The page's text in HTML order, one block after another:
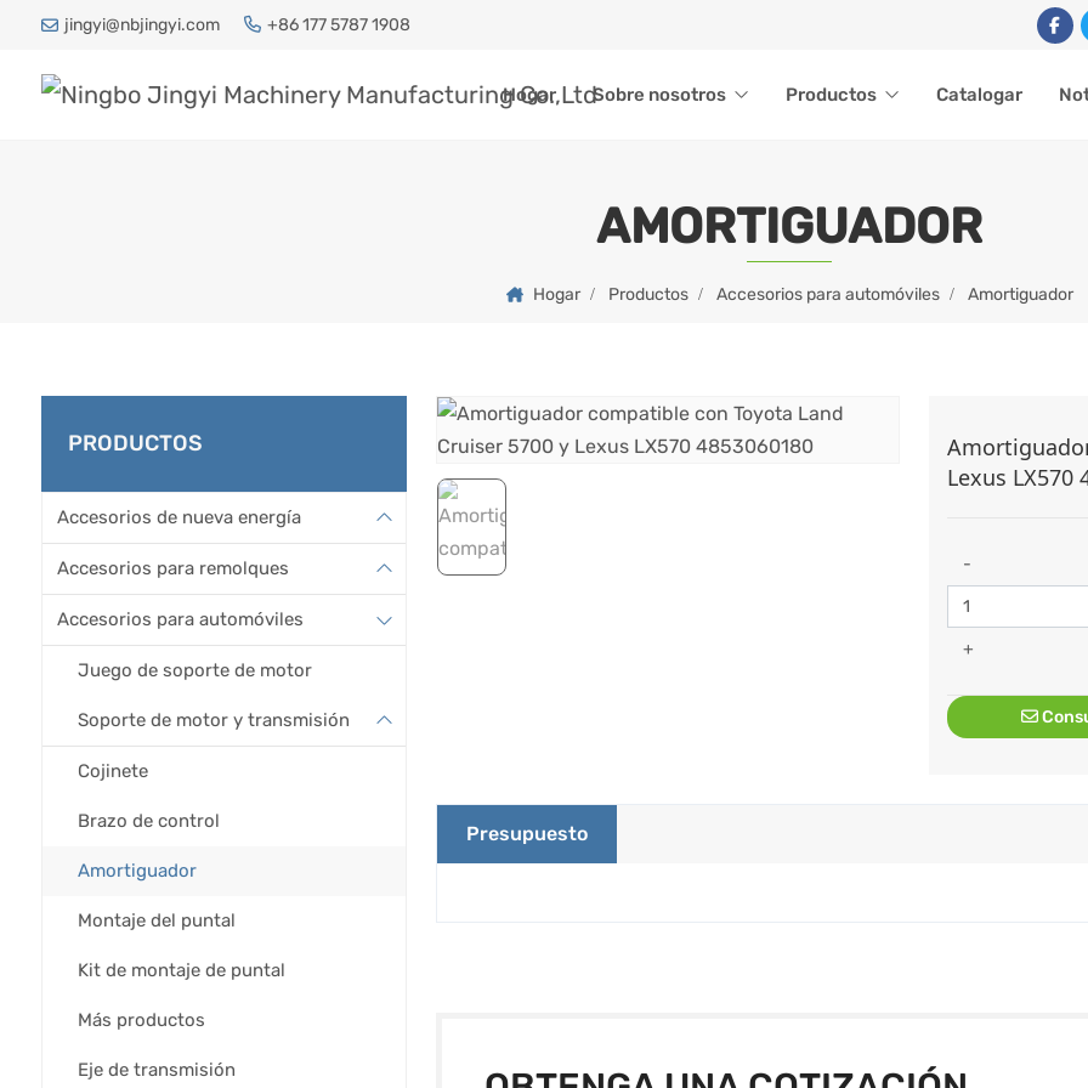
jingyi@nbjingyi.com +86 177 5787 1908
Hogar Sobre nosotros Productos Catalogar
AMORTIGUADOR
Hogar Productos Accesorios para automóviles Amortiguador
Lexus LX570
-
+
Presupuesto
PRODUCTOS
Accesorios de nueva energía
Accesorios para remolques
Accesorios para automóviles
Juego de soporte de motor
Soporte de motor y transmisión
Cojinete
Brazo de control
Amortiguador
Montaje del puntal
Kit de montaje de puntal
Más productos
Eje de transmisión